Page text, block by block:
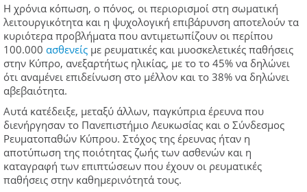
Η χρόνια κόπωση, ο πόνος, οι περιορισμοί στη σωματική
λειτουργικότητα και η ψυχολογική επιβάρυνση αποτελούν τα
κυριότερα προβλήματα που αντιμετωπίζουν οι περίπου
100.000 ασθενείς με ρευματικές και μυοσκελετικές παθήσεις
στην Κύπρο, ανεξαρτήτως ηλικίας, με το το 45% να δηλώνει
ότι αναμένει επιδείνωση στο μέλλον και το 38% να δηλώνει
αβεβαιότητα.
Αυτά κατέδειξε, μεταξύ άλλων, παγκύπρια έρευνα που
διενήργησαν το Πανεπιστήμιο Λευκωσίας και ο Σύνδεσμος
Ρευματοπαθών Κύπρου. Στόχος της έρευνας ήταν η
αποτύπωση της ποιότητας ζωής των ασθενών και η
καταγραφή των επιπτώσεων που έχουν οι ρευματικές
παθήσεις στην καθημερινότητά τους.